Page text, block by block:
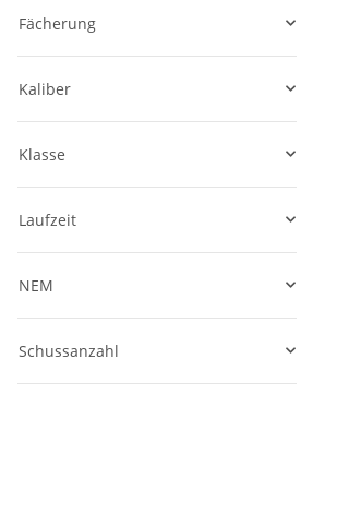
Fächerung
Kaliber
Klasse
Laufzeit
NEM
Schussanzahl